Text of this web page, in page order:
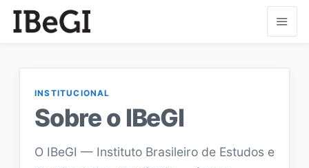
INSTITUCIONAL
Sobre o IBeGI
O IBeGI — Instituto Brasileiro de Estudos e